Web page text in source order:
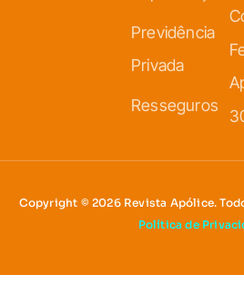
Previdência
Privada
Resseguros
Copyright © 2026 Revista Apólice.
Política de